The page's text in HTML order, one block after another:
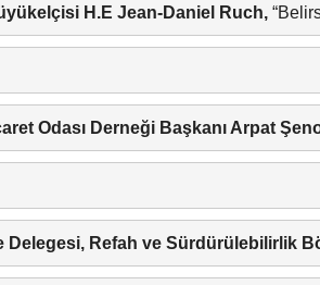
H.E Jean-Daniel Ruch,
Odası Derneği Başkanı Arpat
Delegesi, Refah ve Sürdürülebilirlik